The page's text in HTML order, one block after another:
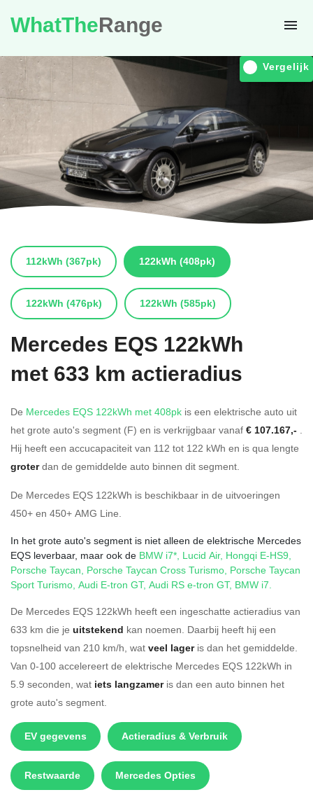
WhatTheRange
Vergelijk
112kWh (367pk) 122kWh (408pk)
122kWh (476pk) 122kWh (585pk)
Mercedes EQS 122kWh
met 633 km actieradius
De Mercedes EQS 122kWh met 408pk is een elektrische auto uit
het grote auto's segment (F) en is verkrijgbaar vanaf € 107.167,- .
Hij heeft een accucapaciteit van 112 tot 122 kWh en is qua lengte
groterdan de gemiddelde auto binnen dit segment.
De Mercedes EQS 122kWh is beschikbaar in de uitvoeringen
450+ en 450+ AMG Line.
In het grote auto's segment is niet alleen de elektrische Mercedes
EQS leverbaar, maar ook de BMW i7*, Lucid Air, Hongqi E-HS9,
Porsche Taycan, Porsche Taycan Cross Turismo, Porsche Taycan
Sport Turismo, Audi E-tron GT, Audi RS e-tron GT, BMW i7.
De Mercedes EQS 122kWh heeft een ingeschatte actieradius van
633 km die je uitstekend kan noemen. Daarbij heeft hij een
topsnelheid van 210 km/h, wat veel lageris dan het gemiddelde.
Van 0-100 accelereert de elektrische Mercedes EQS 122kWh in
5.9 seconden, wat iets langzameris dan een auto binnen het
grote auto's segment.
EV gegevens Actieradius & Verbruik
Restwaarde Mercedes Opties